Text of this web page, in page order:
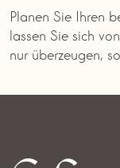
Planen Sie Ihren
lassen Sie sich
nur überzeugen,